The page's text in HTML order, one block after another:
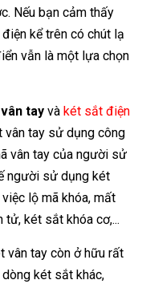
Nếu bạn cảm thấy
kể trên có chút lạ
vẫn là một lựa chọn
tay và két sắt điện
tay sử dụng công
vân tay của người sử
người sử dụng két
lộ mã khóa, mất
két sắt khóa cơ,...
vân tay còn ở hữu rất
két sắt khác,